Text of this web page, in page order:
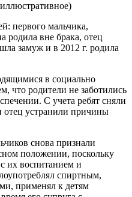
первого мальчика,
родила вне брака, отец
замуж и в 2012 г. родила
в социально
что родители не заботились
С учета ребят сняли
отец устранили причины
снова признали
положении, поскольку
их воспитанием и
спиртным,
применял к детям